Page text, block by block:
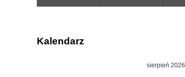
Kalendarz
sierpień 2026